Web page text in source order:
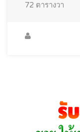
72 ตารางวา